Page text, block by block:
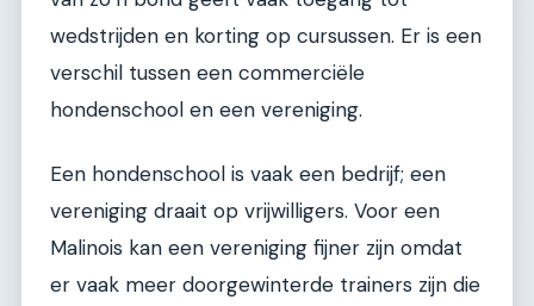
wedstrijden en korting op cursussen. Er is een
verschil tussen een commerciële
hondenschool en een vereniging.
Een hondenschool is vaak een bedrijf; een
vereniging draait op vrijwilligers. Voor een
Malinois kan een vereniging fijner zijn omdat
er vaak meer doorgewinterde trainers zijn die